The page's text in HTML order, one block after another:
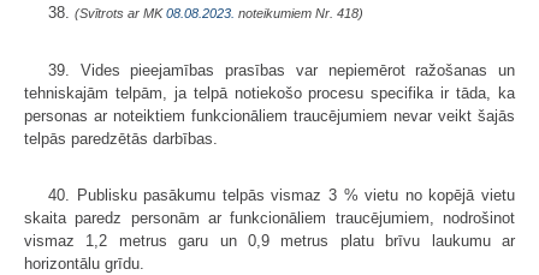
38. (Svītrots ar MK08.08.2023. noteikumiem Nr. 418)
39. Vides pieejamības prasības var nepiemērot ražošanas un
tehniskajām telpām, ja telpā notiekošo procesu specifika ir tāda, ka
personas ar noteiktiem funkcionāliem traucējumiem nevar veikt šajās
telpās paredzētās darbības.
40. Publisku pasākumu telpās vismaz 3 % vietu no kopējā vietu
skaita paredz personām ar funkcionāliem traucējumiem, nodrošinot
vismaz 1,2 metrus garu un 0,9 metrus platu brīvu laukumu ar
horizontālu grīdu.